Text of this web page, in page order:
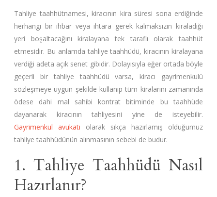
Tahliye taahhütnamesi, kiracının kira süresi sona erdiğinde
herhangi bir ihbar veya ihtara gerek kalmaksızın kiraladığı
yeri boşaltacağını kiralayana tek taraflı olarak taahhüt
etmesidir. Bu anlamda tahliye taahhüdü, kiracının kiralayana
verdiği adeta açık senet gibidir. Dolayısıyla eğer ortada böyle
geçerli bir tahliye taahhüdü varsa, kiracı gayrimenkulü
sözleşmeye uygun şekilde kullanıp tüm kiralarını zamanında
ödese dahi mal sahibi kontrat bitiminde bu taahhüde
dayanarak kiracının tahliyesini yine de isteyebilir.
Gayrimenkul avukatı olarak sıkça hazırlamış olduğumuz
tahliye taahhüdünün alınmasının sebebi de budur.
1. Tahliye Taahhüdü Nasıl
Hazırlanır?